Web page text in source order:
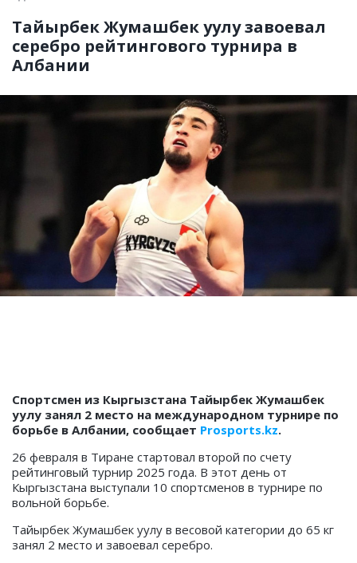
Тайырбек Жумашбек уулу завоевал
серебро рейтингового турнира в
Албании
Спортсмен из Кыргызстана Тайырбек Жумашбек
уулу занял 2 место на международном турнире по
борьбе в Албании, сообщает Prosports.kz.
26 февраля в Тиране стартовал второй по счету
рейтинговый турнир 2025 года. В этот день от
Кыргызстана выступали 10 спортсменов в турнире по
вольной борьбе.
Тайырбек Жумашбек уулу в весовой категории до 65 кг
занял 2 место и завоевал серебро.